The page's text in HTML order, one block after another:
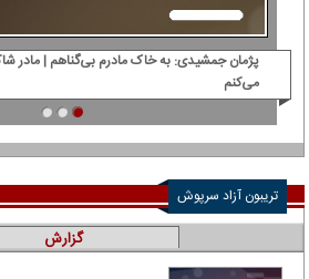
پژمان جمشیدی: ‌به خاک مادرم بی‌گناهم | مادر
می‌کنم
تریبون آزاد سرپوش
گزارش